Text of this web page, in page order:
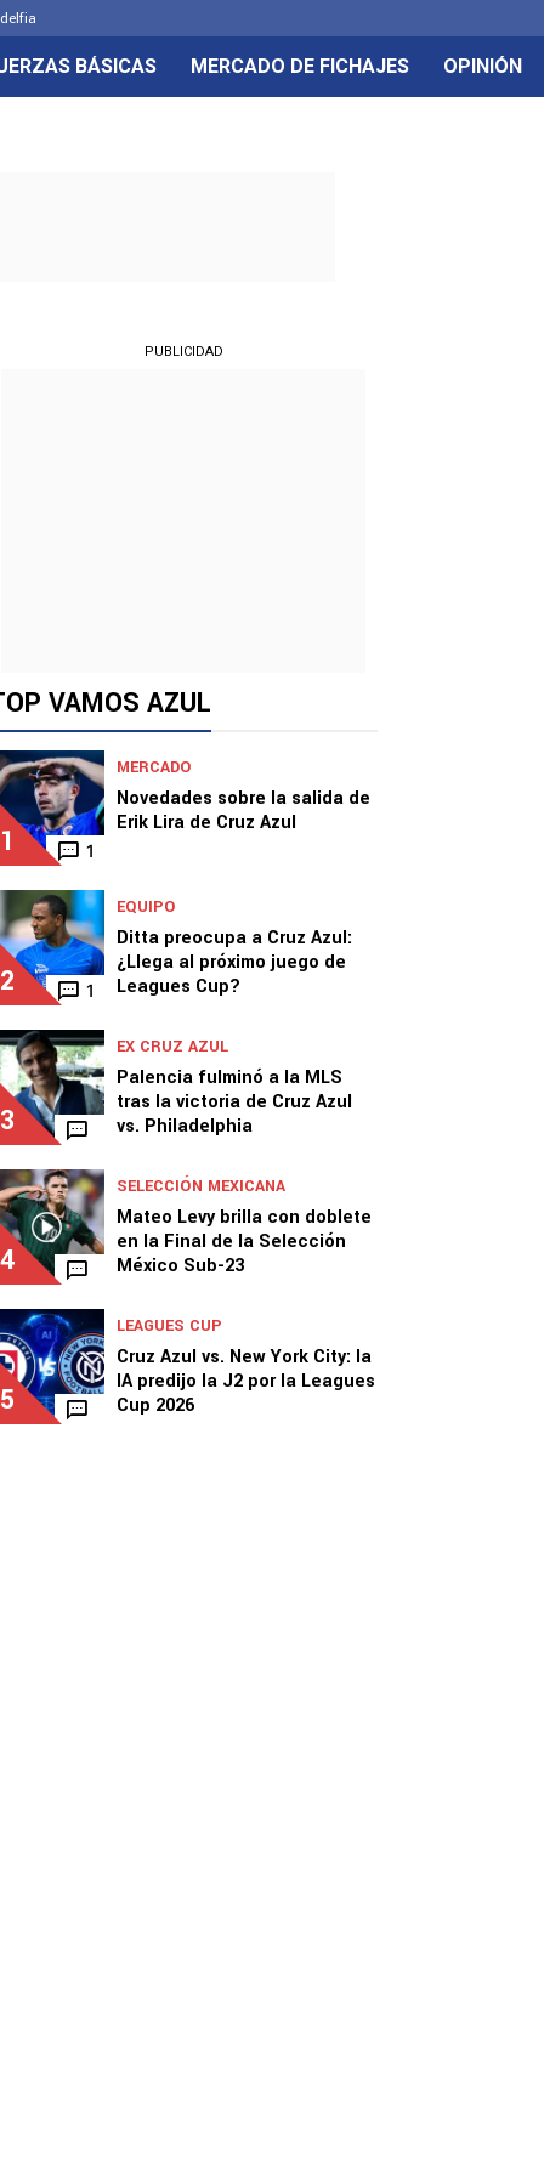
BÁSICAS MERCADO DE FICHAJES OPINIÓN
PUBLICIDAD
VAMOS AZUL
1 1
MERCADO
Novedades sobre la salida de
Erik Lira de Cruz Azul
2 1
EQUIPO
Ditta preocupa a Cruz Azul:
¿Llega al próximo juego de
Leagues Cup?
3
EX CRUZ AZUL
Palencia fulminó a la MLS
tras la victoria de Cruz Azul
vs. Philadelphia
4
SELECCIÓN MEXICANA
Mateo Levy brilla con doblete
en la Final de la Selección
México Sub-23
5
LEAGUES CUP
Cruz Azul vs. New York City: la
IA predijo la J2 por la Leagues
Cup 2026